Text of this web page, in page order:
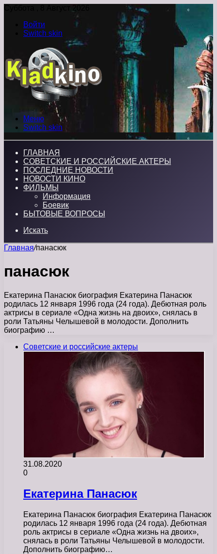
Суббота , 8 Август 2026
Войти
Switch skin
Меню
Switch skin
ГЛАВНАЯ
СОВЕТСКИЕ И РОССИЙСКИЕ АКТЕРЫ
ПОСЛЕДНИЕ НОВОСТИ
НОВОСТИ КИНО
ФИЛЬМЫ
Информация
Боевик
БЫТОВЫЕ ВОПРОСЫ
Искать
Главная/панасюк
панасюк
Екатерина Панасюк биография Екатерина Панасюк
родилась 12 января 1996 года (24 года). Дебютная роль
актрисы в сериале «Одна жизнь на двоих», снялась в
роли Татьяны Челышевой в молодости. Дополнить
биографию …
Советские и российские актеры
31.08.2020
0
Екатерина Панасюк
Екатерина Панасюк биография Екатерина Панасюк
родилась 12 января 1996 года (24 года). Дебютная
роль актрисы в сериале «Одна жизнь на двоих»,
снялась в роли Татьяны Челышевой в молодости.
Дополнить биографию…